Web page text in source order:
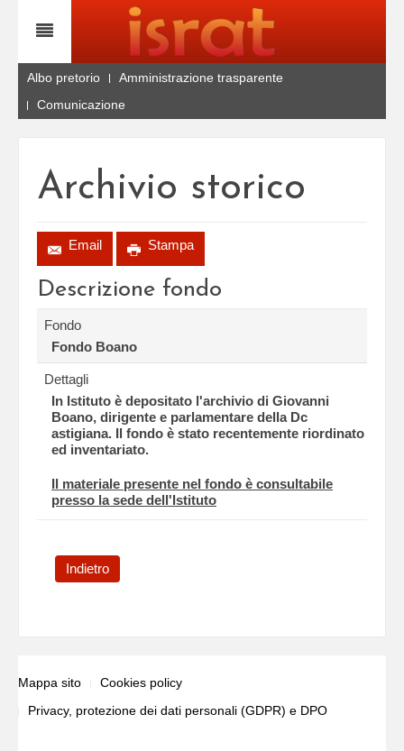
Albo pretorio
Amministrazione trasparente
Comunicazione
Archivio storico
Email Stampa
Descrizione fondo
Fondo
Fondo Boano
Dettagli
In Istituto è depositato l'archivio di Giovanni
Boano, dirigente e parlamentare della Dc
astigiana. Il fondo è stato recentemente riordinato
ed inventariato.
Il materiale presente nel fondo è consultabile
presso la sede dell'Istituto
Indietro
Mappa sito
Cookies policy
Privacy, protezione dei dati personali (GDPR) e DPO